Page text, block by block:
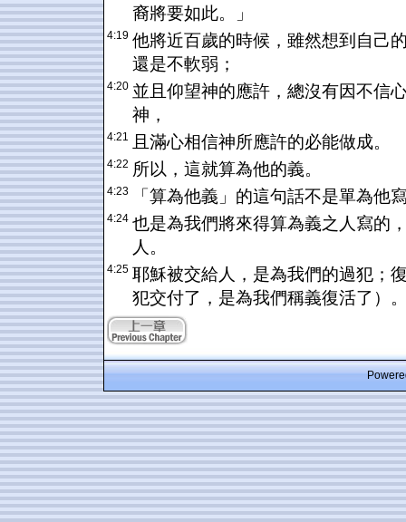
裔將要如此。」
4:19 他將近百歲的時候，雖然想到自己
還是不軟弱；
4:20 並且仰望神的應許，總沒有因不信
神，
4:21 且滿心相信神所應許的必能做成。
4:22 所以，這就算為他的義。
4:23 「算為他義」的這句話不是單為他
4:24 也是為我們將來得算為義之人寫的
人。
4:25 耶穌被交給人，是為我們的過犯；
犯交付了，是為我們稱義復活了）